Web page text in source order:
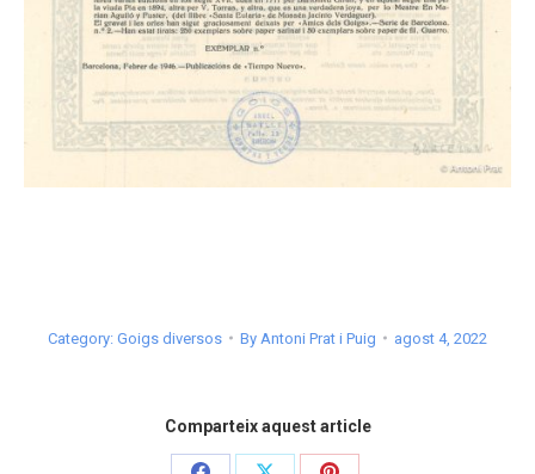
Category: Goigs diversos By Antoni Prat i Puig agost 4, 2022
Comparteix aquest article